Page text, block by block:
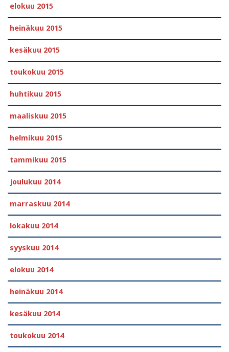
elokuu 2015
heinäkuu 2015
kesäkuu 2015
toukokuu 2015
huhtikuu 2015
maaliskuu 2015
helmikuu 2015
tammikuu 2015
joulukuu 2014
marraskuu 2014
lokakuu 2014
syyskuu 2014
elokuu 2014
heinäkuu 2014
kesäkuu 2014
toukokuu 2014